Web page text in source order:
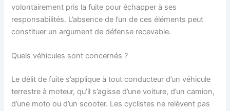
volontairement pris la fuite pour échapper à ses
responsabilités. L’absence de l’un de ces éléments peut
constituer un argument de défense recevable.
Quels véhicules sont concernés ?
Le délit de fuite s’applique à tout conducteur d’un véhicule
terrestre à moteur, qu’il s’agisse d’une voiture, d’un camion,
d’une moto ou d’un scooter. Les cyclistes ne relèvent pas